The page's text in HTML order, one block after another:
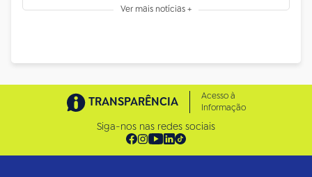
Ver mais notícias +
TRANSPARÊNCIA
Acesso à
Informação
Siga-nos nas redes sociais